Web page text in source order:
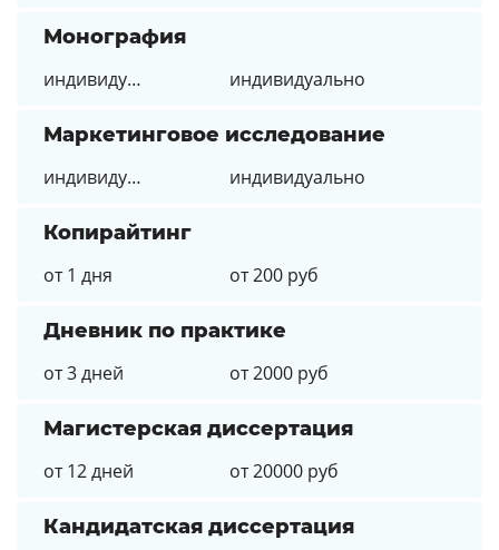
Монография
индивидуально
индивидуально
Маркетинговое исследование
индивидуально
индивидуально
Копирайтинг
от 1 дня
от 200 руб
Дневник по практике
от 3 дней
от 2000 руб
Магистерская диссертация
от 12 дней
от 20000 руб
Кандидатская диссертация